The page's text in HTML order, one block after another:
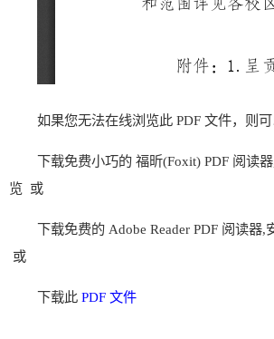
如果您无法在线浏览此 PDF 文件，则可
下载免费小巧的 福昕(Foxit) PDF 阅读
览 或
下载免费的 Adobe Reader PDF 阅读器,
或
下载此 PDF 文件